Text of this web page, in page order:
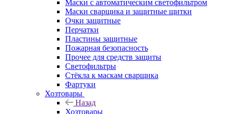
Маски с автоматическим светофильтром
Маски сварщика и защитные щитки
Очки защитные
Перчатки
Пластины защитные
Пожарная безопасность
Прочее для средств защиты
Светофильтры
Стёкла к маскам сварщика
Фартуки
Хозтовары
Назад
Хозтовары